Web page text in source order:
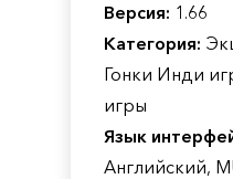
Версия: 1.66
Категория:
Гонки Инди
игры
Язык
Английский,